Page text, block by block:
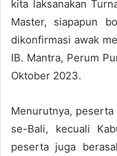
kita laksanakan
Master, siapapun
dikonfirmasi awak
IB. Mantra, Perum
Oktober 2023.
Menurutnya,
se-Bali, kecuali
peserta juga